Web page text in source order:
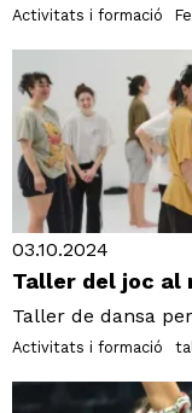
Activitats i formació
03.10.2024
Taller del joc al
Taller de dansa
Activitats i formació